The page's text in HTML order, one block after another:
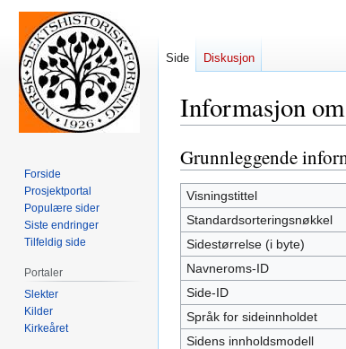
Informasjon
Hopp
til
navigering
Hopp
til
søk
Grunnleggende
Visningstittel
Standardsorteringsnøkkel
Sidestørrelse (i byte)
Navneroms-ID
Side-ID
Språk for sideinnholdet
Sidens innholdsmodell
Side Diskusjon
Forside
Prosjektportal
Populære sider
Siste endringer
Tilfeldig side
Portaler
Slekter
Kilder
Kirkeåret